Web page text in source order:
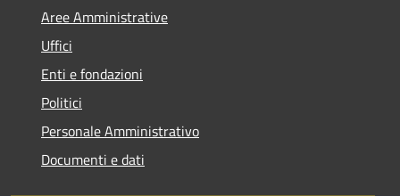
Aree Amministrative
Uffici
Enti e fondazioni
Politici
Personale Amministrativo
Documenti e dati